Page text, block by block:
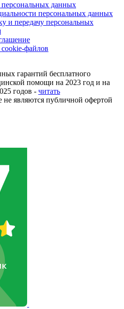
данных
персональных данных
и передачу персональных
файлов
гарантий бесплатного
помощи на 2023 год и на
годов - читать
не являются публичной офертой